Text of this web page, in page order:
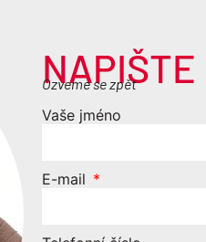
NAPIŠTE
Ozveme se zpět
Vaše jméno
E-mail